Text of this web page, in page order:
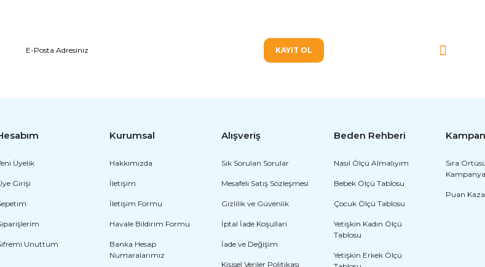
KAYIT OL
Üyelik
Girişi
Unuttum
Kurumsal
Hakkımızda
İletişim
İletişim Formu
Havale Bildirim Formu
Banka Hesap
Numaralarımız
Alışveriş
Sık Sorulan Sorular
Mesafeli Satış Sözleşmesi
Gizlilik ve Güvenlik
İptal İade Koşullari
İade ve Değişim
Kişisel Veriler Politikası
Beden Rehberi
Nasıl Ölçü Almalıyım
Bebek Ölçü Tablosu
Çocuk Ölçü Tablosu
Yetişkin Kadın Ölçü
Tablosu
Yetişkin Erkek Ölçü
Sıra
Puan